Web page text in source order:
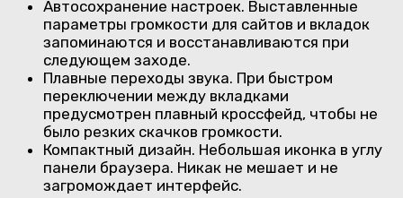
Автосохранение настроек. Выставленные
параметры громкости для сайтов и вкладок
запоминаются и восстанавливаются при
следующем заходе.
Плавные переходы звука. При быстром
переключении между вкладками
предусмотрен плавный кроссфейд, чтобы не
было резких скачков громкости.
Компактный дизайн. Небольшая иконка в углу
панели браузера. Никак не мешает и не
загромождает интерфейс.